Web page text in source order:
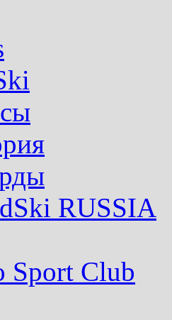
RUSSIA
Sport Club